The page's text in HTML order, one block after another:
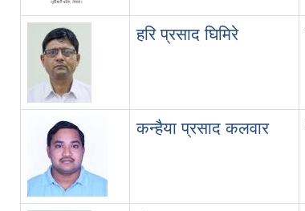
हरि प्रसाद घिमिरे
कन्हैया प्रसाद कलवार